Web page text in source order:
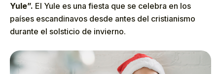
Yule”. El Yule es una fiesta que se celebra en los
países escandinavos desde antes del cristianismo
durante el solsticio de invierno.